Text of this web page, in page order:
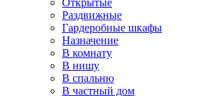
Открытые
Раздвижные
Гардеробные шкафы
Назначение
В комнату
В нишу
В спальню
В частный дом